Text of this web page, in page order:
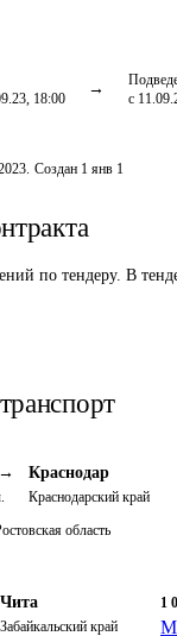
18:00
с
. Создан 1 янв 1
по тендеру. В
→ Краснодар
Краснодарский край
область
Чита
Забайкальский край
1